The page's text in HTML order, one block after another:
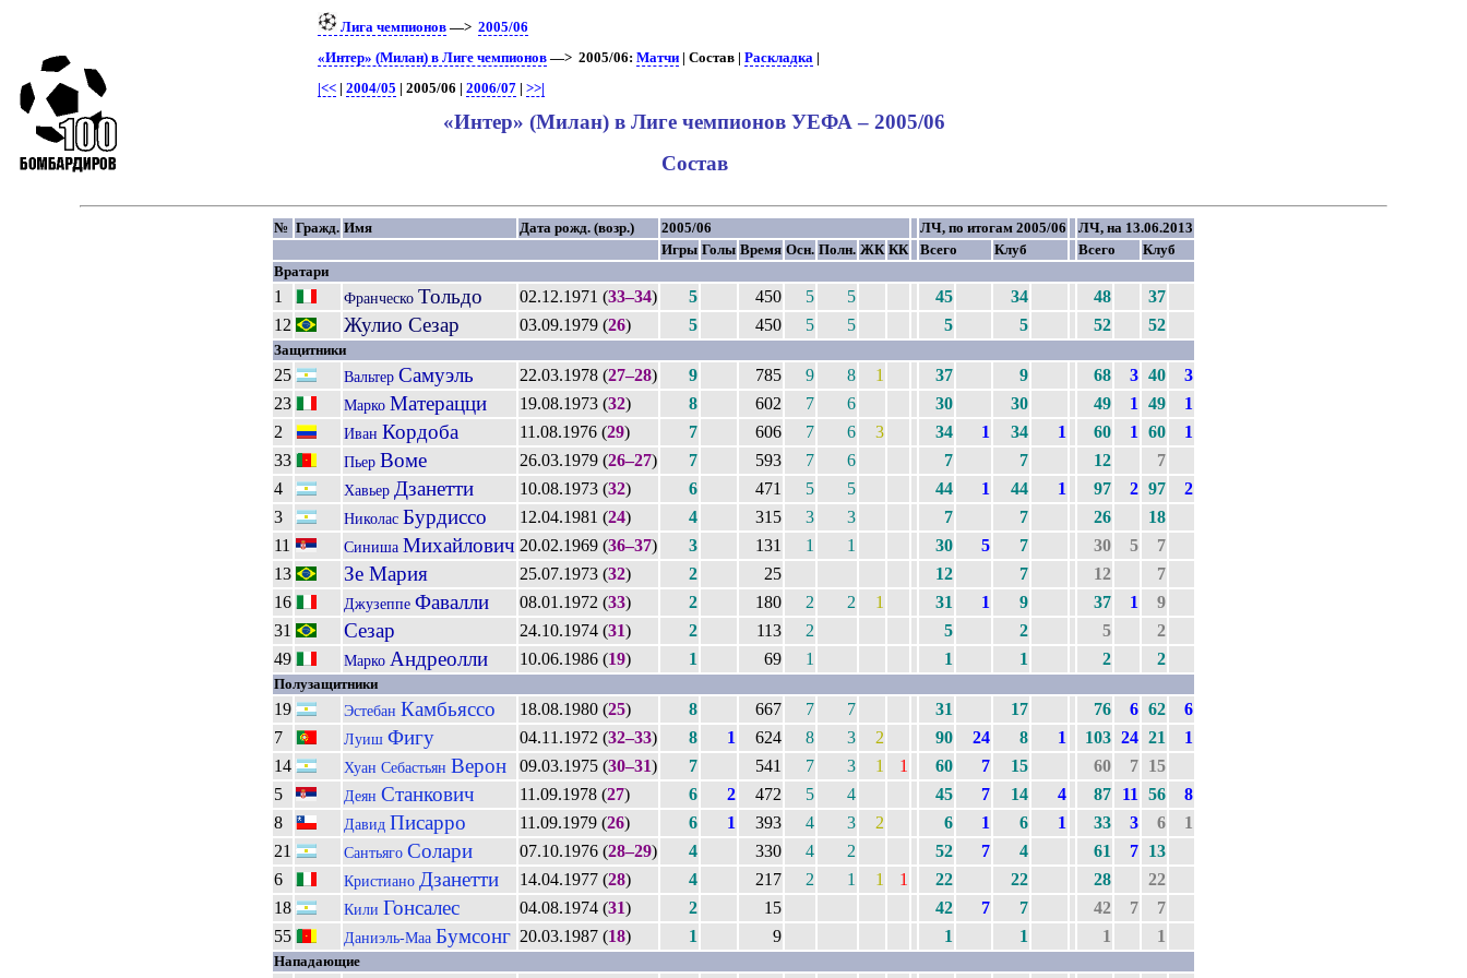
Лига чемпионов —>2005/06
«Интер» (Милан) в Лиге чемпионов —> 2005/06:Матчи | Состав |Раскладка |
|<< |2004/05 | 2005/06 |2006/07 |>>|
«Интер» (Милан) в Лиге чемпионов УЕФА – 2005/06
Состав
№ Гражд. Имя Дата рожд. (возр.) 2005/06 ЛЧ, по итогам 2005/06
ЛЧ, на 13.06.2013
Игры Голы Время Осн. Полн. ЖК КК Всего Клуб Всего
Клуб
Вратари
1 Франческо Тольдо 02.12.1971 (33–34) 5 450 5 5 45 34 48
37
12
Жулио Сезар 03.09.1979 (26) 5 450 5 5 5 5 52 52
Защитники
25 Вальтер Самуэль 22.03.1978 (27–28) 9 785 9 8 1 37 9 68 3 40
3
23
Марко Матерацци 19.08.1973 (32) 8 602 7 6 30 30 49 1 49
1
2
Иван Кордоба 11.08.1976 (29) 7 606 7 6 3 34 1 34 1 60 1 60
1
33
Пьер Воме 26.03.1979 (26–27) 7 593 7 6 7 7 12
7
4
Хавьер Дзанетти 10.08.1973 (32) 6 471 5 5 44 1 44 1 97 2 97
2
3
Николас Бурдиссо 12.04.1981 (24) 4 315 3 3 7 7 26
18
11
Синиша Михайлович 20.02.1969 (36–37) 3 131 1 1 30 5 7 30 5
7
13
Зе Мария 25.07.1973 (32) 2 25 12 7 12
7
16
Джузеппе Фавалли 08.01.1972 (33) 2 180 2 2 1 31 1 9 37 1
9
31
Сезар 24.10.1974 (31) 2 113 2 5 2 5
2
49
Марко Андреолли 10.06.1986 (19) 1 69 1 1 1 2 2
Полузащитники
19 Эстебан Камбьяссо 18.08.1980 (25) 8 667 7 7 31 17 76 6 62
6
7
Луиш Фигу 04.11.1972 (32–33) 8 1 624 8 3 2 90 24 8 1 103 24 21
1
14
Хуан Себастьян Верон 09.03.1975 (30–31) 7 541 7 3 1 1 60 7 15 60 7 15
5
Деян Станкович 11.09.1978 (27) 6 2 472 5 4 45 7 14 4 87 11 56
8
8
Давид Писарро 11.09.1979 (26) 6 1 393 4 3 2 6 1 6 1 33 3 6
1
21
Сантьяго Солари 07.10.1976 (28–29) 4 330 4 2 52 7 4 61 7 13
6
Кристиано Дзанетти 14.04.1977 (28) 4 217 2 1 1 1 22 22 28
22
18
Кили Гонсалес 04.08.1974 (31) 2 15 42 7 7 42 7
7
55
Даниэль-Маа Бумсонг 20.03.1987 (18) 1 9 1 1 1 1
Нападающие